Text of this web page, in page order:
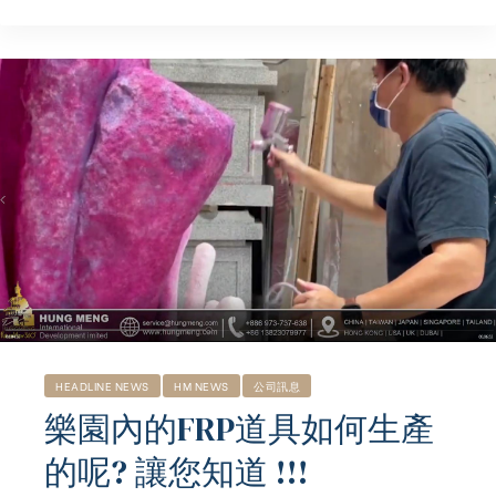
HEADLINE NEWS HM NEWS 公司訊息
樂園內的FRP道具如何生產
的呢? 讓您知道 !!!